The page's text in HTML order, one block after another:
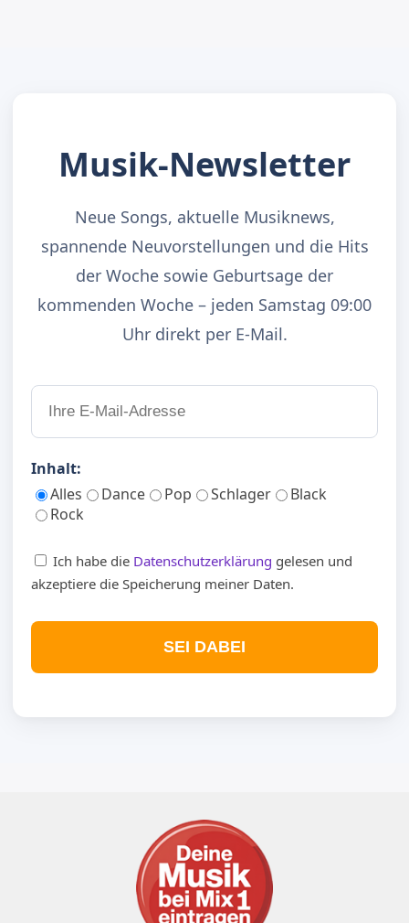
Musik-Newsletter
Neue Songs, aktuelle Musiknews,
spannende Neuvorstellungen und die Hits
der Woche sowie Geburtsage der
kommenden Woche – jeden Samstag 09:00
Uhr direkt per E-Mail.
Inhalt:
Alles
Dance Pop Schlager
Black
Rock
Ich habe die Datenschutzerklärung gelesen und
akzeptiere die Speicherung meiner Daten.
SEI DABEI